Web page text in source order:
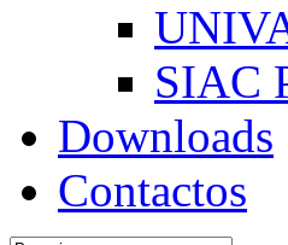
SIAC
Downloads
Contactos